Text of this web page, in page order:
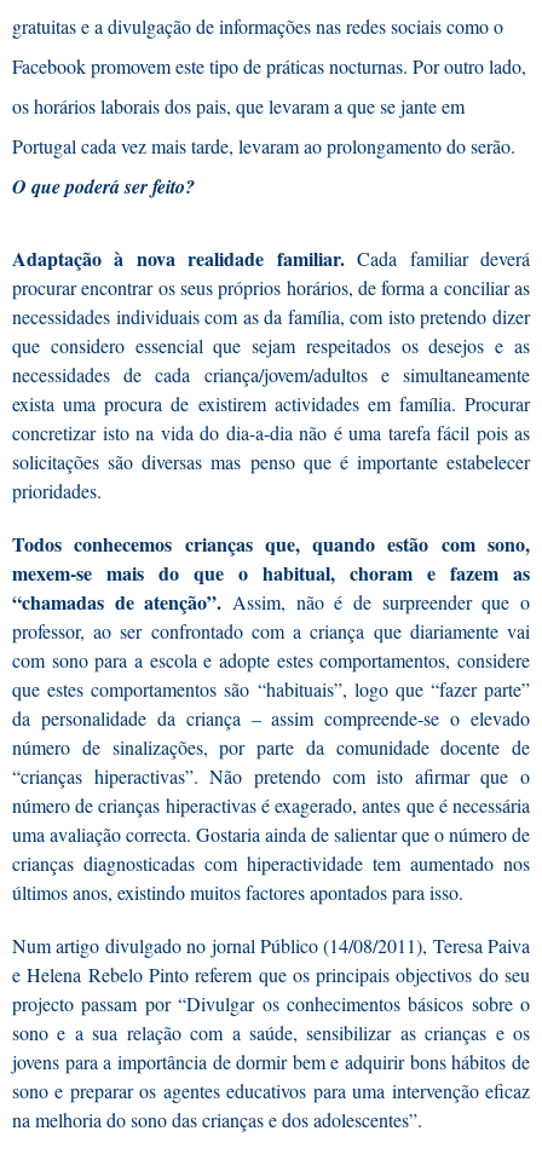
gratuitas e a divulgação de informações nas redes sociais como o
Facebook promovem este tipo de práticas nocturnas. Por outro lado,
os horários laborais dos pais, que levaram a que se jante em
Portugal cada vez mais tarde, levaram ao prolongamento do serão.
O que poderá ser feito?
Adaptação à nova realidade familiar.Cada familiar deverá
procurar encontrar os seus próprios horários, de forma a conciliar as
necessidades individuais com as da família, com isto pretendo dizer
que considero essencial que sejam respeitados os desejos e as
necessidades de cada criança/jovem/adultos e simultaneamente
exista uma procura de existirem actividades em família. Procurar
concretizar isto na vida do dia-a-dia não é uma tarefa fácil pois as
solicitações são diversas mas penso que é importante estabelecer
prioridades.
Todos conhecemos crianças que, quando estão com sono,
mexem-se mais do que o habitual, choram e fazem as
“chamadas de atenção”. Assim, não é de surpreender que o
professor, ao ser confrontado com a criança que diariamente vai
com sono para a escola e adopte estes comportamentos, considere
que estes comportamentos são “habituais”, logo que “fazer parte”
da personalidade da criança – assim compreende-se o elevado
número de sinalizações, por parte da comunidade docente de
“crianças hiperactivas”. Não pretendo com isto afirmar que o
número de crianças hiperactivas é exagerado, antes que é necessária
uma avaliação correcta. Gostaria ainda de salientar que o número de
crianças diagnosticadas com hiperactividade tem aumentado nos
últimos anos, existindo muitos factores apontados para isso.
Num artigo divulgado no jornal Público (14/08/2011), Teresa Paiva
e Helena Rebelo Pinto referem que os principais objectivos do seu
projecto passam por “Divulgar os conhecimentos básicos sobre o
sono e a sua relação com a saúde, sensibilizar as crianças e os
jovens para a importância de dormir bem e adquirir bons hábitos de
sono e preparar os agentes educativos para uma intervenção eficaz
na melhoria do sono das crianças e dos adolescentes”.